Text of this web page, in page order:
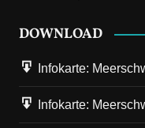
DOWNLOAD
Infokarte:
Infokarte: